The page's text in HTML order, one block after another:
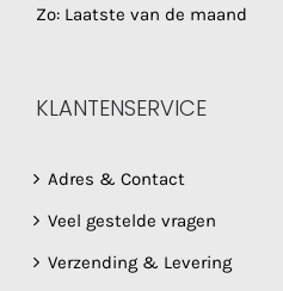
Zo: Laatste van de maand
KLANTENSERVICE
Adres & Contact
Veel gestelde vragen
Verzending & Levering